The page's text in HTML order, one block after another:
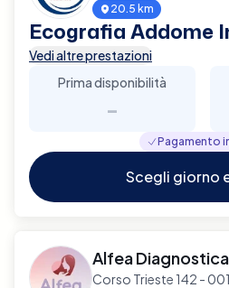
20.5 km
Ecografia Addome
Vedi altre prestazioni
Prima disponibilità
-
Pagamento
Scegli giorno
Alfea Diagnostica
Corso Trieste 142 -